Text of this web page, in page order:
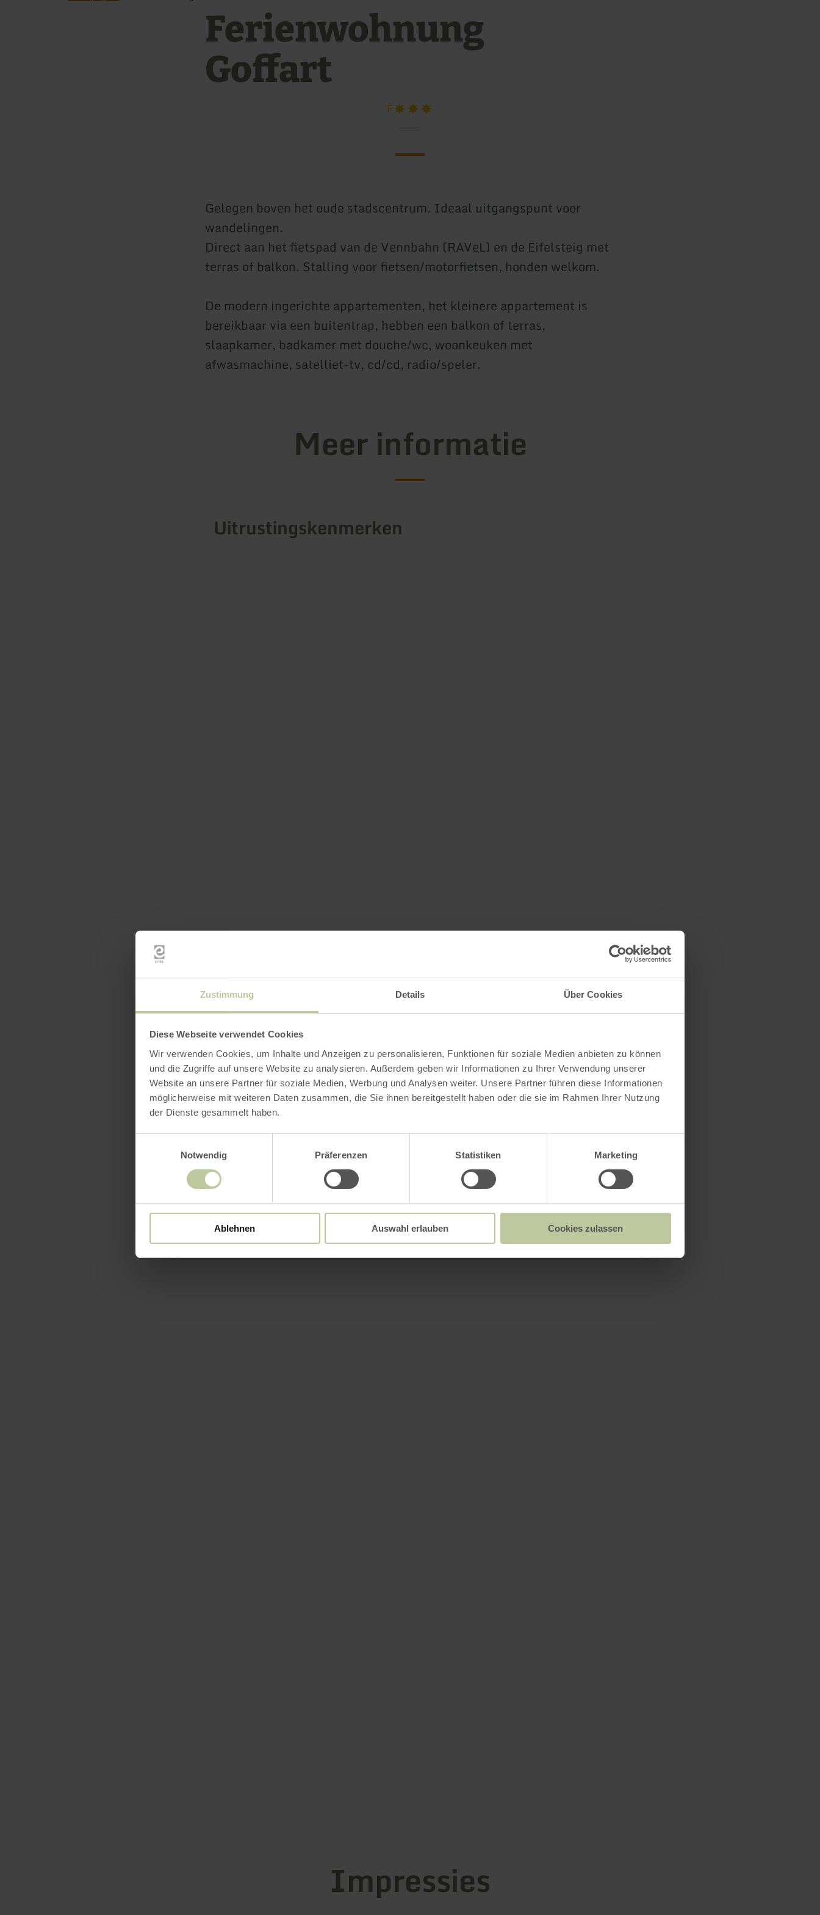
Zustimmung Details Über Cookies
Diese Webseite verwendet Cookies
Wir verwenden Cookies, um Inhalte und Anzeigen zu personalisieren, Funktionen für soziale Medien anbieten zu können
und die Zugriffe auf unsere Website zu analysieren. Außerdem geben wir Informationen zu Ihrer Verwendung unserer
Website an unsere Partner für soziale Medien, Werbung und Analysen weiter. Unsere Partner führen diese Informationen
möglicherweise mit weiteren Daten zusammen, die Sie ihnen bereitgestellt haben oder die sie im Rahmen Ihrer Nutzung
der Dienste gesammelt haben.
Notwendig
Präferenzen Statistiken Marketing
Ablehnen Auswahl erlauben Cookies zulassen
Ferienwohnung
Goffart
F
Gelegen boven het oude stadscentrum. Ideaal uitgangspunt voor
wandelingen.
Direct aan het fietspad van de Vennbahn (RAVeL) en de Eifelsteig met
terras of balkon. Stalling voor fietsen/motorfietsen, honden welkom.
De modern ingerichte appartementen, het kleinere appartement is
bereikbaar via een buitentrap, hebben een balkon of terras,
slaapkamer, badkamer met douche/wc, woonkeuken met
afwasmachine, satelliet-tv, cd/cd, radio/speler.
Meer informatie
Uitrustingskenmerken
Impressies